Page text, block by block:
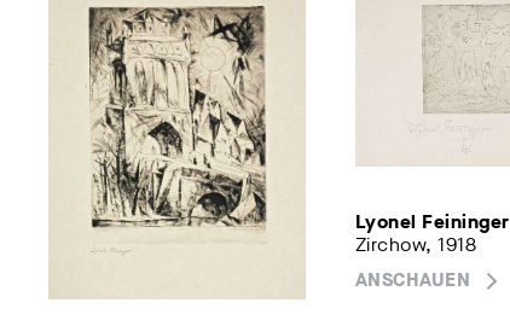
Lyonel Feininger
Zirchow, 1918
ANSCHAUEN